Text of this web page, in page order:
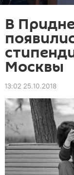
В
Москвы
13:02 25.10.2018